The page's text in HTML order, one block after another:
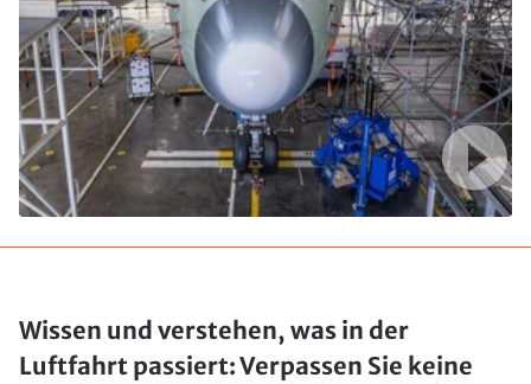
Wissen und verstehen, was in der
Luftfahrt passiert: Verpassen Sie keine